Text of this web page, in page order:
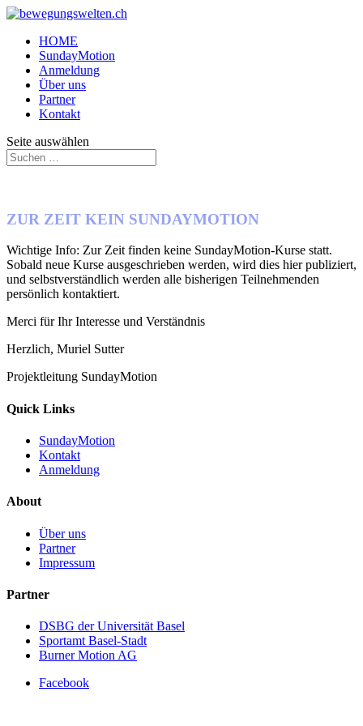
HOME
SundayMotion
Anmeldung
Über uns
Partner
Kontakt
Seite auswählen
ZUR ZEIT KEIN SUNDAYMOTION
Wichtige Info: Zur Zeit finden keine SundayMotion-Kurse statt.
Sobald neue Kurse ausgeschrieben werden, wird dies hier publiziert,
und selbstverständlich werden alle bisherigen Teilnehmenden
persönlich kontaktiert.
Merci für Ihr Interesse und Verständnis
Herzlich, Muriel Sutter
Projektleitung SundayMotion
Quick Links
SundayMotion
Kontakt
Anmeldung
About
Über uns
Partner
Impressum
Partner
DSBG der Universität Basel
Sportamt Basel-Stadt
Burner Motion AG
Facebook